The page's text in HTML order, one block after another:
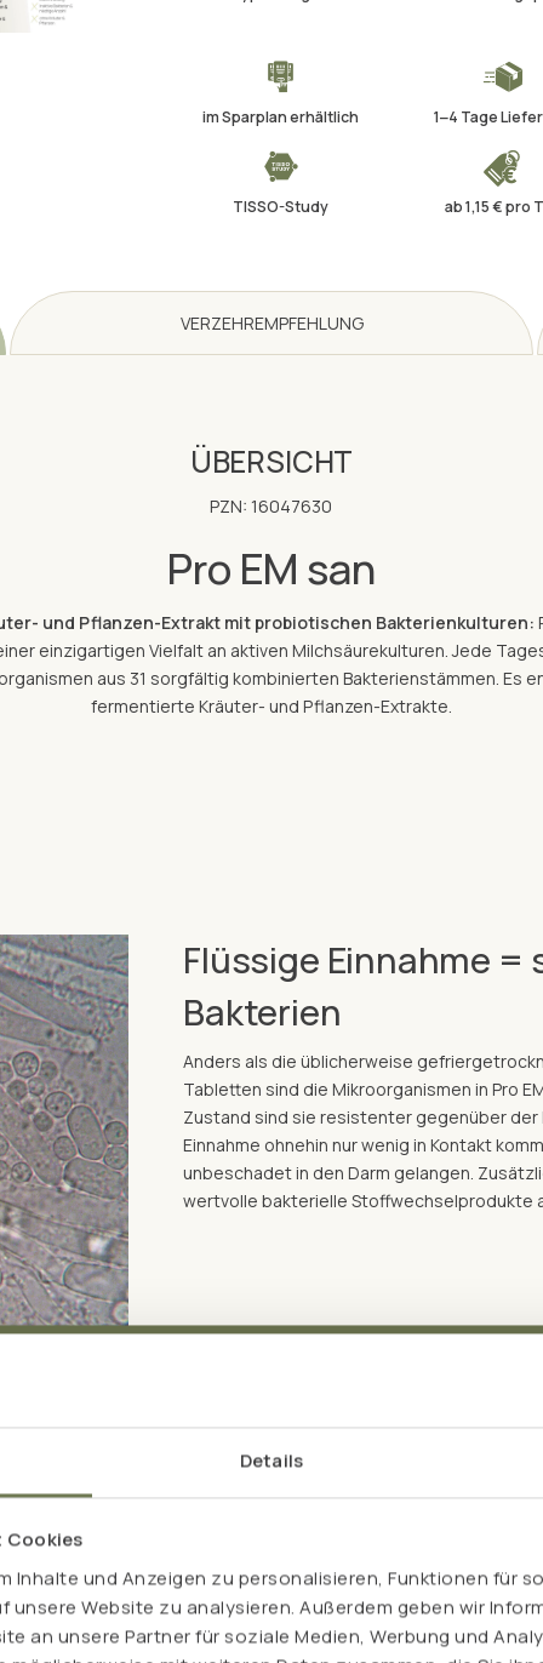
Details
Cookies
Inhalte und Anzeigen zu personalisieren, Funktionen für
unsere Website zu analysieren. Außerdem geben wir
an unsere Partner für soziale Medien, Werbung und
im Sparplan erhältlich 1‒4 Tage
TISSO-Study ab 1,15 € pro
VERZEHREMPFEHLUNG
ÜBERSICHT
PZN: 16047630
Pro EM san
und Pflanzen-Extrakt mit probiotischen Bakterienkulturen:
einzigartigen Vielfalt an aktiven Milchsäurekulturen. Jede
aus 31 sorgfältig kombinierten Bakterienstämmen. Es
fermentierte Kräuter- und Pflanzen-Extrakte.
Flüssige Einnahme
Bakterien
Anders als die üblicherweise
Tabletten sind die Mikroorganismen in Pro
Zustand sind sie resistenter gegenüber
Einnahme ohnehin nur wenig in Kontakt
unbeschadet in den Darm gelangen.
wertvolle bakterielle Stoffwechselprodukte